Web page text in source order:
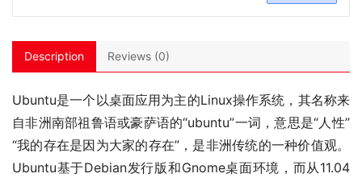
Description Reviews (0)
Ubuntu是一个以桌面应用为主的Linux操作系统，其名称来
自非洲南部祖鲁语或豪萨语的“ubuntu”一词，意思是“人性”
“我的存在是因为大家的存在”，是非洲传统的一种价值观。
Ubuntu基于Debian发行版和Gnome桌面环境，而从11.04